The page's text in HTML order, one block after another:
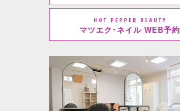
HOT PEPPER BEAUTY
マツエク･ネイル WEB予約